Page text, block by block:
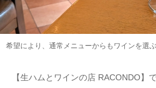
希望により、通常メニューからもワインを選
【生ハムとワインの店 RACONDO】